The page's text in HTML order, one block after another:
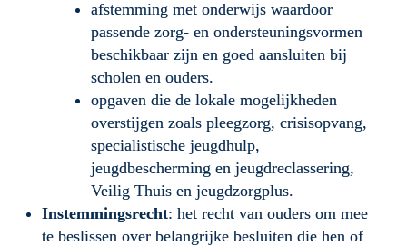
afstemming met onderwijs waardoor
passende zorg- en ondersteuningsvormen
beschikbaar zijn en goed aansluiten bij
scholen en ouders.
opgaven die de lokale mogelijkheden
overstijgen zoals pleegzorg, crisisopvang,
specialistische jeugdhulp,
jeugdbescherming en jeugdreclassering,
Veilig Thuis en jeugdzorgplus.
Instemmingsrecht: het recht van ouders om mee
te beslissen over belangrijke besluiten die hen of